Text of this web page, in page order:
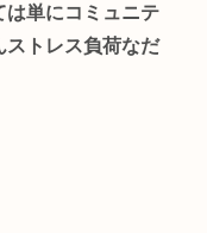
は単にコミュニテ
ストレス負荷なだ